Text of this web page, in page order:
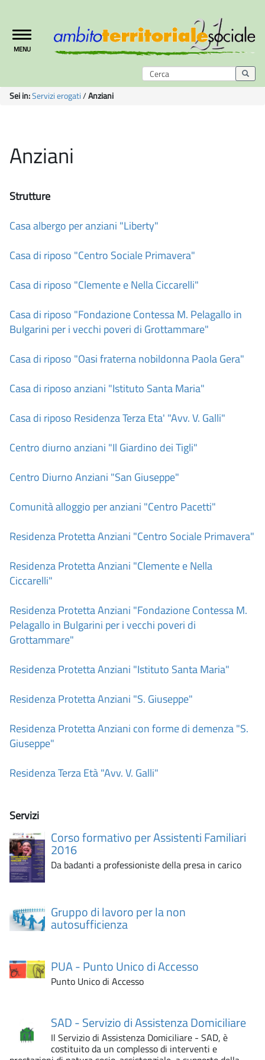
Toggle
navigation
MENU
Sei in:Servizi erogati/Anziani
Anziani
Strutture
Casa albergo per anziani "Liberty"
Casa di riposo "Centro Sociale Primavera"
Casa di riposo "Clemente e Nella Ciccarelli"
Casa di riposo "Fondazione Contessa M. Pelagallo in
Bulgarini per i vecchi poveri di Grottammare"
Casa di riposo "Oasi fraterna nobildonna Paola Gera"
Casa di riposo anziani "Istituto Santa Maria"
Casa di riposo Residenza Terza Eta' "Avv. V. Galli"
Centro diurno anziani "Il Giardino dei Tigli"
Centro Diurno Anziani "San Giuseppe"
Comunità alloggio per anziani "Centro Pacetti"
Residenza Protetta Anziani "Centro Sociale Primavera"
Residenza Protetta Anziani "Clemente e Nella
Ciccarelli"
Residenza Protetta Anziani "Fondazione Contessa M.
Pelagallo in Bulgarini per i vecchi poveri di
Grottammare"
Residenza Protetta Anziani "Istituto Santa Maria"
Residenza Protetta Anziani "S. Giuseppe"
Residenza Protetta Anziani con forme di demenza "S.
Giuseppe"
Residenza Terza Età "Avv. V. Galli"
Servizi
Corso formativo per Assistenti Familiari
2016
Da badanti a professioniste della presa in carico
Gruppo di lavoro per la non
autosufficienza
PUA - Punto Unico di Accesso
Punto Unico di Accesso
SAD - Servizio di Assistenza Domiciliare
Il Servizio di Assistenza Domiciliare - SAD, è
costituito da un complesso di interventi e